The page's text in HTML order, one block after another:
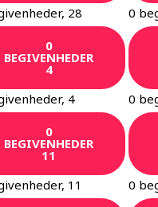
28 0
0
BEGIVENHEDER
4
4 0
0
BEGIVENHEDER
11
11 0